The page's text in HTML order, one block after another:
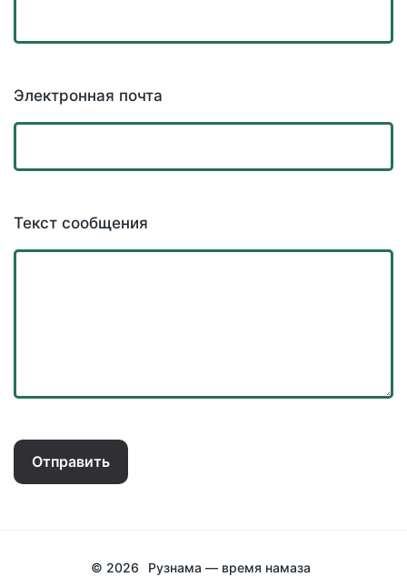
Электронная почта
Текст сообщения
Отправить
© 2026 Рузнама — время намаза